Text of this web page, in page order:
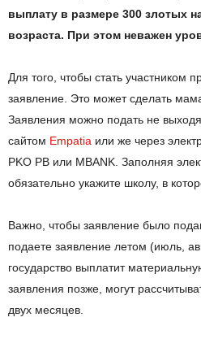
выплату в размере 300 злотых
возраста. При этом неважен
Для того, чтобы стать участником
заявление. Это может сделать
Заявления можно подать не
сайтом Empatia или же через
PKO PB или MBANK. Заполняя
обязательно укажите школу, в
Важно, чтобы заявление было
подаете заявление летом (июль,
государство выплатит
заявления позже, могут
двух месяцев.